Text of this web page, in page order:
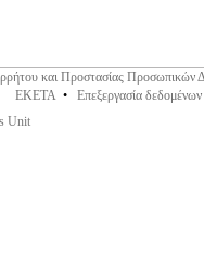
και Προστασίας Προσωπικών
ΕΚΕΤΑ • Επεξεργασία
Unit